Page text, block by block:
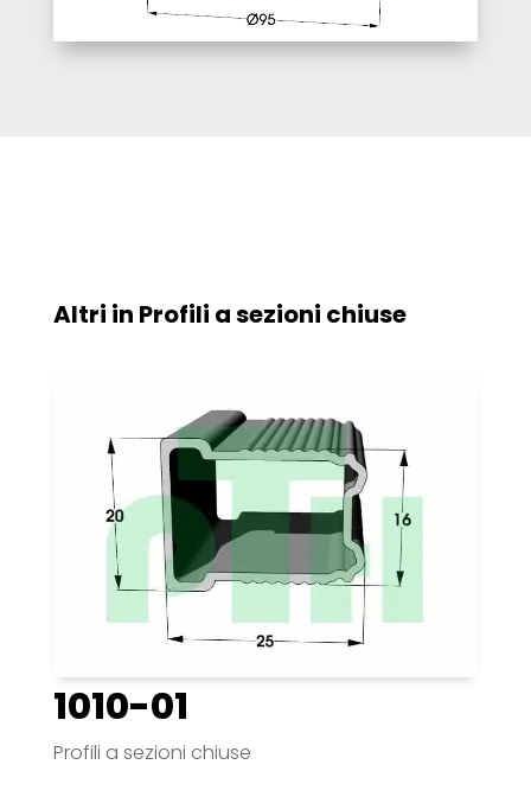
Altri in Profili a sezioni chiuse
1010-01
Profili a sezioni chiuse